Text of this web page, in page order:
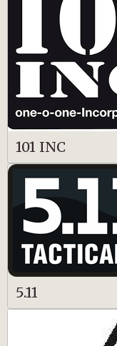
101 INC
5.11